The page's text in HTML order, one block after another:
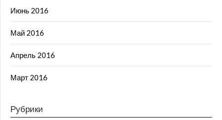
Июнь 2016
Май 2016
Апрель 2016
Март 2016
Рубрики